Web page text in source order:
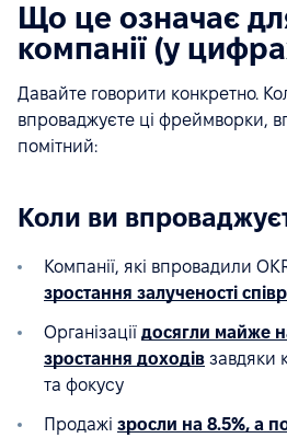
Що це означає
компанії (у
Давайте говорити конкретно.
впроваджуєте ці фреймворки,
помітний:
Коли ви
Компанії, які впровадили
зростання залученості
Організації досягли майже
зростання доходів завдяки
та фокусу
Продажі зросли на 8.5%, а